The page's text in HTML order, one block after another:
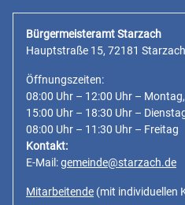
Bürgermeisteramt Starzach
Hauptstraße 15, 72181
Öffnungszeiten:
08:00 Uhr – 12:00 Uhr –
15:00 Uhr – 18:30 Uhr –
08:00 Uhr – 11:30 Uhr – Freitag
Kontakt:
E-Mail:gemeinde@starzach.de
Mitarbeitende (mit individuellen